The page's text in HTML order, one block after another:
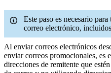
Este paso es necesario
correo electrónico,
Al enviar correos electrónicos
enviar correos promocionales, es
direcciones de remitente que